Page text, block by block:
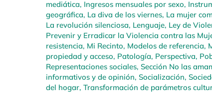
mediática, Ingresos mensuales por sexo,
geográfica, La diva de los viernes, La mujer
La revolución silenciosa, Lenguaje, Ley de
Prevenir y Erradicar la Violencia contra las
resistencia, Mi Recinto, Modelos de referencia,
propiedad y acceso, Patología, Perspectiva,
Representaciones sociales, Sección No las
informativos y de opinión, Socialización,
del hogar, Transformación de parámetros